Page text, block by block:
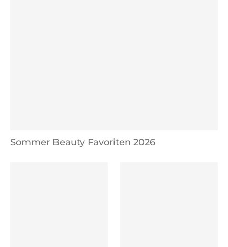
Sommer Beauty Favoriten 2026